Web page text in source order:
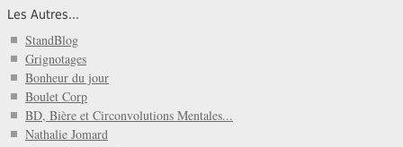
Les Autres...
StandBlog
Grignotages
Bonheur du jour
Boulet Corp
BD, Bière et Circonvolutions Mentales...
Nathalie Jomard